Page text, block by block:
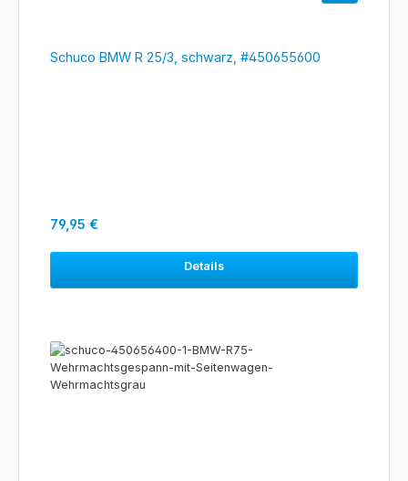
Schuco BMW R 25/3, schwarz, #450655600
Regulärer Preis:
79,95 €
Details